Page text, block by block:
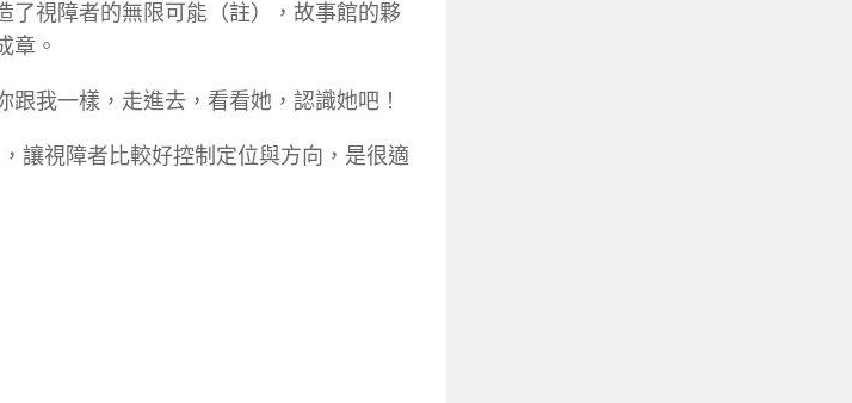
了視障者的無限可能（註），故事館的夥
章。
我一樣，走進去，看看她，認識她吧！
讓視障者比較好控制定位與方向，是很適